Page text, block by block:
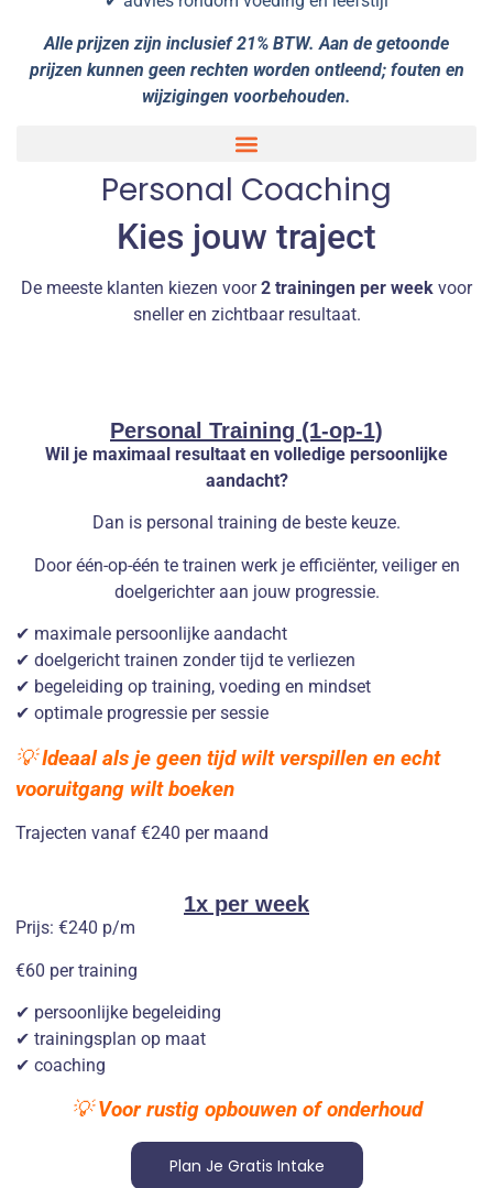
Alle prijzen zijn inclusief 21% BTW. Aan de getoonde
prijzen kunnen geen rechten worden ontleend; fouten en
wijzigingen voorbehouden.
Personal Coaching
Kies jouw traject
De meeste klanten kiezen voor2 trainingen per week voor
sneller en zichtbaar resultaat.
Personal Training (1-op-1)
Wil je maximaal resultaat en volledige persoonlijke
aandacht?
Dan is personal training de beste keuze.
Door één-op-één te trainen werk je efficiënter, veiliger en
doelgerichter aan jouw progressie.
✔ maximale persoonlijke aandacht
✔ doelgericht trainen zonder tijd te verliezen
✔ begeleiding op training, voeding en mindset
✔ optimale progressie per sessie
💡Ideaal als je geen tijd wilt verspillen en echt
vooruitgang wilt boeken
Trajecten vanaf €240 per maand
1x per week
Prijs: €240 p/m
€60 per training
✔ persoonlijke begeleiding
✔ trainingsplan op maat
✔ coaching
💡Voor rustig opbouwen of onderhoud
Plan Je Gratis Intake